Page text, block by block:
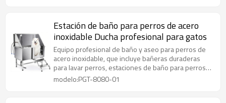
Estación de baño para perros de acero
inoxidable Ducha profesional para gatos
Equipo profesional de baño y aseo para perros de
acero inoxidable, que incluye bañeras duraderas
para lavar perros, estaciones de baño para perros
fijas y bañeras completas de acero inoxidable para
modelo:PGT-8080-01